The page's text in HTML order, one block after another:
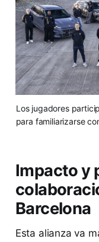
Los jugadores
para familiarizarse
Impacto y
Barcelona
Esta alianza va